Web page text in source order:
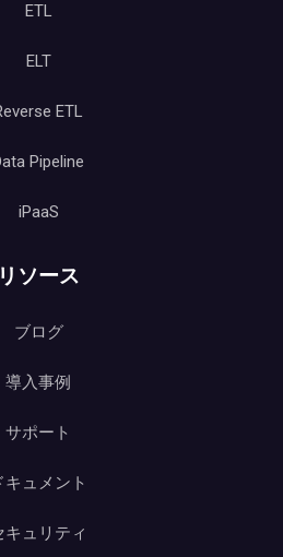
ETL
ELT
ETL
Pipeline
iPaaS
リソース
ブログ
導入事例
サポート
キュメント
キュリティ